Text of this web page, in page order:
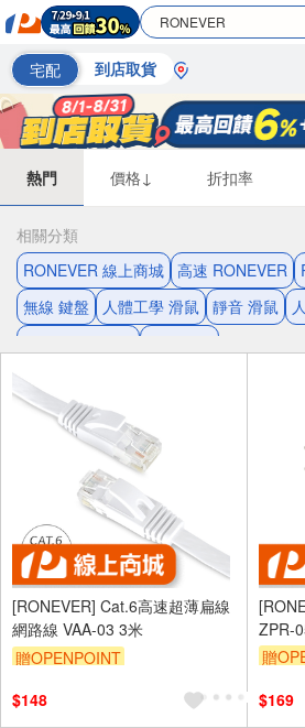
宅配 到店取貨
熱門 價格↓ 折扣率
相關分類
RONEVER 線上商城 高速 RONEVER
無線 鍵盤
人體工學 滑鼠 靜音 滑鼠
[RONEVER] Cat.6高速超薄扁線
網路線 VAA-03 3米
贈OPENPOINT
$148
ZPR-
贈
$169